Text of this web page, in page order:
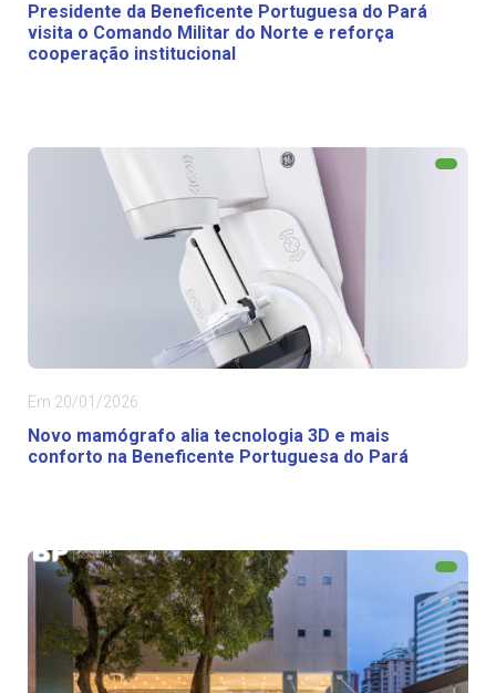
Presidente da Beneficente Portuguesa do Pará
visita o Comando Militar do Norte e reforça
cooperação institucional
Em 20/01/2026
Novo mamógrafo alia tecnologia 3D e mais
conforto na Beneficente Portuguesa do Pará